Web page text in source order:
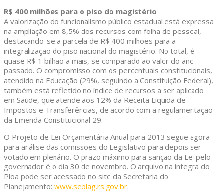
R$ 400 milhões para o piso do magistério
A valorização do funcionalismo público estadual está expressa
na ampliação em 8,5% dos recursos com folha de pessoal,
destacando-se a parcela de R$ 400 milhões para a
integralização do piso nacional do magistério. No total, é
quase R$ 1 bilhão a mais, se comparado ao valor do ano
passado. O compromisso com os percentuais constitucionais,
atendido na Educação (29%, seguindo a Constituição Federal),
também está refletido no índice de recursos a ser aplicado
em Saúde, que atende aos 12% da Receita Líquida de
Impostos e Transferências, de acordo com a regulamentação
da Emenda Constitucional 29.
O Projeto de Lei Orçamentária Anual para 2013 segue agora
para análise das comissões do Legislativo para depois ser
votado em plenário. O prazo máximo para sanção da Lei pelo
governador é o dia 30 de novembro. O arquivo na íntegra do
Ploa pode ser acessado no site da Secretaria do
Planejamento: www.seplag.rs.gov.br.